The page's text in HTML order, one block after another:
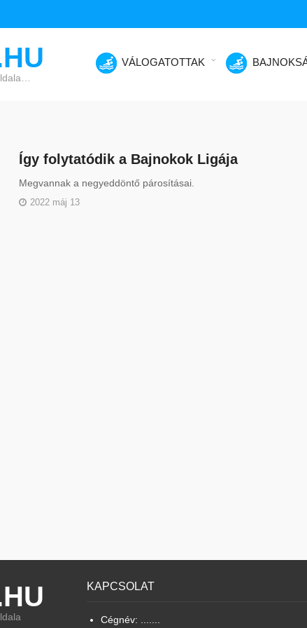
VÁLOGATOTTAK
Így folytatódik a Bajnokok Ligája
Megvannak a negyeddöntő párosításai.
2022 máj 13
KAPCSOLAT
Cégnév: .......